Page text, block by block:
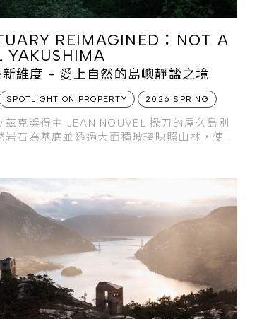
REIMAGINED：NOT A
YAKUSHIMA
維度 - 愛上自然的島嶼靜謐之境
SPOTLIGHT ON PROPERTY 2026 SPRING
茲克獎得主 JEAN NOUVEL 操刀的屋久島別
岩石為基底並透過大面積玻璃映照山林，使建